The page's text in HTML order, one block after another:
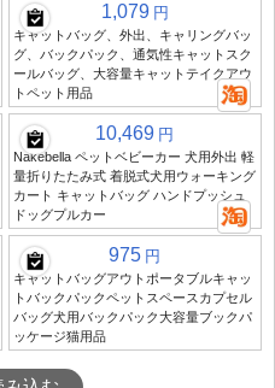
1,079 円
キャットバッグ、外出、キャリングバッ
グ、バックパック、通気性キャットスク
ールバッグ、大容量キャットテイクアウ
トペット用品
10,469 円
Nakebella ペットベビーカー 犬用外出 軽
量折りたたみ式 着脱式犬用ウォーキング
カート キャットバッグ ハンドプッシュ
ドッグプルカー
975 円
キャットバッグアウトポータブルキャッ
トバックパックペットスペースカプセル
バッグ犬用バックパック大容量ブックパ
ッケージ猫用品